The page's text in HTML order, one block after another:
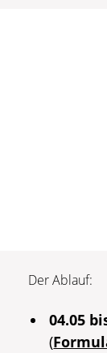
Der Ablauf:
04.05
(